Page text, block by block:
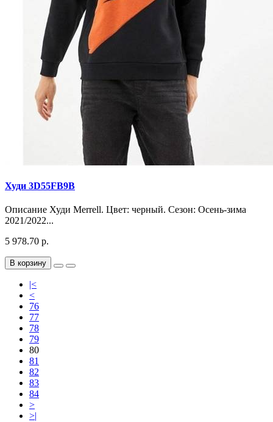
Худи 3D55FB9B
Описание Худи Merrell. Цвет: черный. Сезон: Осень-зима
2021/2022...
5 978.70 р.
В корзину
|<
<
76
77
78
79
80
81
82
83
84
>
>|